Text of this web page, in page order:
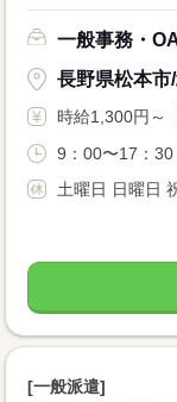
一般事務・
長野県松本市
時給1,300円～
9：00〜17：
土曜日 日曜日
[一般派遣]